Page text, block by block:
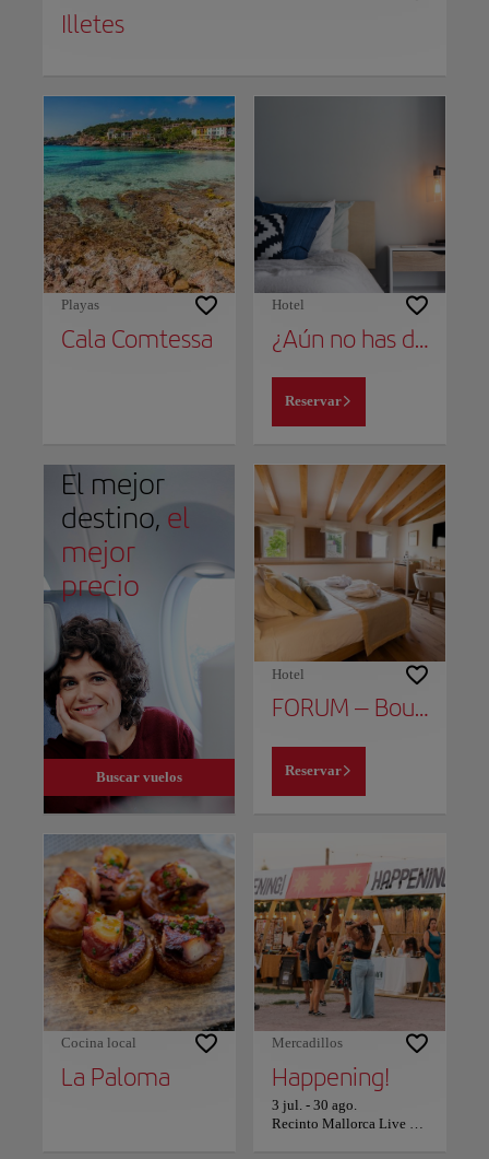
Illetes
Playas
Cala Comtessa
Hotel
¿Aún no has decidido dónde alojarte?
Reservar
El mejor
destino, el
mejor
precio
Buscar vuelos
Hotel
FORUM – Boutique Hotel & Spa
Reservar
Cocina local
La Paloma
Mercadillos
Happening!
3 jul. - 30 ago.